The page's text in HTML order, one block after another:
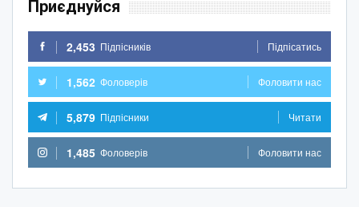
Приєднуйся
2,453 Підпісників Підпісатись
1,562 Фоловерів Фоловити нас
5,879 Підпісники Читати
1,485 Фоловерів Фоловити нас